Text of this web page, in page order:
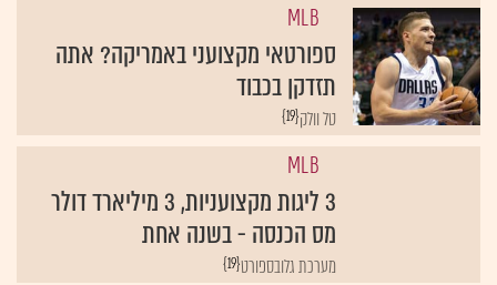
MLB
ספורטאי מקצועני באמריקה? אתה
תזדקן בכבוד
{19}טל וולק
MLB
3 ליגות מקצועניות, 3 מיליארד דולר
מס הכנסה - בשנה אחת
{19}מערכת גלובספורט